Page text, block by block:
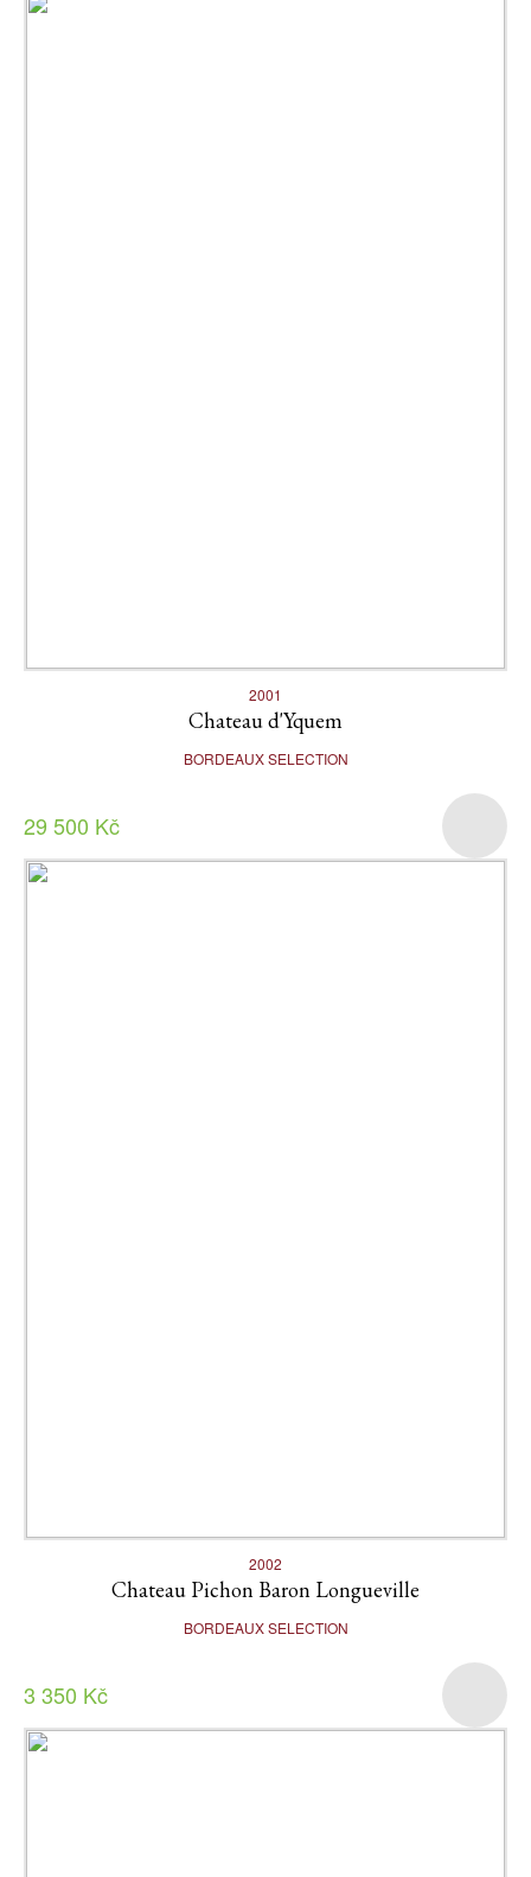
2001
Chateau d'Yquem
BORDEAUX SELECTION
29 500 Kč
2002
Chateau Pichon Baron Longueville
BORDEAUX SELECTION
3 350 Kč